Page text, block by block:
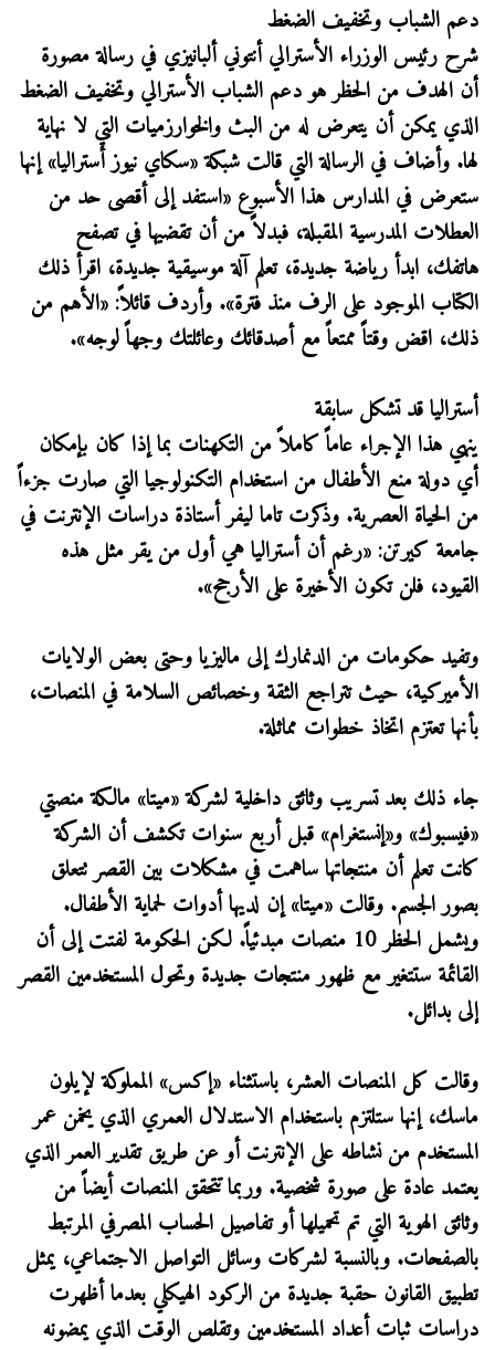
دعم الشباب وتخفيف الضغط
شرح رئيس الوزراء الأسترالي أنتوني ألبانيزي في رسالة مصورة
أن الهدف من الحظر هو دعم الشباب الأسترالي وتخفيف الضغط
الذي يمكن أن يتعرض له من البث والخوارزميات التي لا نهاية
لها. وأضاف في الرسالة التي قالت شبكة «سكاي نيوز أستراليا» إنها
ستعرض في المدارس هذا الأسبوع «استفد إلى أقصى حد من
العطلات المدرسية المقبلة، فبدلاً من أن تقضيها في تصفح
هاتفك، ابدأ رياضة جديدة، تعلم آلة موسيقية جديدة، اقرأ ذلك
الكتاب الموجود على الرف منذ فترة». وأردف قائلاً: «الأهم من
ذلك، اقض وقتاً ممتعاً مع أصدقائك وعائلتك وجهاً لوجه».
أستراليا قد تشكل سابقة
ينهي هذا الإجراء عاماً كاملاً من التكهنات بما إذا كان بإمكان
أي دولة منع الأطفال من استخدام التكنولوجيا التي صارت جزءاً
من الحياة العصرية. وذكرت تاما ليفر أستاذة دراسات الإنترنت في
جامعة كيرتن: «رغم أن أستراليا هي أول من يقر مثل هذه
القيود، فلن تكون الأخيرة على الأرجح».
وتفيد حكومات من الدنمارك إلى ماليزيا وحتى بعض الولايات
الأميركية، حيث تتراجع الثقة وخصائص السلامة في المنصات،
بأنها تعتزم اتخاذ خطوات مماثلة.
جاء ذلك بعد تسريب وثائق داخلية لشركة «ميتا» مالكة منصتي
«فيسبوك» و«إنستغرام» قبل أربع سنوات تكشف أن الشركة
كانت تعلم أن منتجاتها ساهمت في مشكلات بين القصر تتعلق
بصور الجسم. وقالت «ميتا» إن لديها أدوات لحماية الأطفال.
ويشمل الحظر 10 منصات مبدئياً. لكن الحكومة لفتت إلى أن
القائمة ستتغير مع ظهور منتجات جديدة وتحول المستخدمين القصر
إلى بدائل.
وقالت كل المنصات العشر، باستثناء «إكس» المملوكة لإيلون
ماسك، إنها ستلتزم باستخدام الاستدلال العمري الذي يخمن عمر
المستخدم من نشاطه على الإنترنت أو عن طريق تقدير العمر الذي
يعتمد عادة على صورة شخصية. وربما تتحقق المنصات أيضاً من
وثائق الهوية التي تم تحميلها أو تفاصيل الحساب المصرفي المرتبط
بالصفحات. وبالنسبة لشركات وسائل التواصل الاجتماعي، يمثل
تطبيق القانون حقبة جديدة من الركود الهيكلي بعدما أظهرت
دراسات ثبات أعداد المستخدمين وتقلص الوقت الذي يمضونه